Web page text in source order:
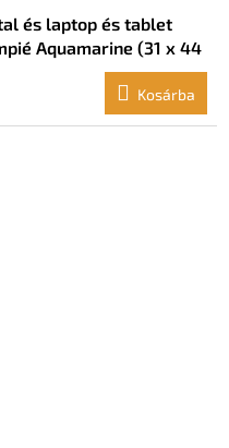
és laptop és tablet
Aquamarine (31 x 44
Kosárba